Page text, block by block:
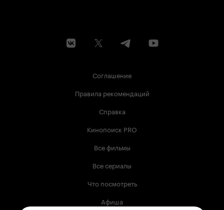
Соглашение
Правила рекомендаций
Справка
Кинопоиск PRO
Все фильмы
Все сериалы
Что посмотреть
Афиша